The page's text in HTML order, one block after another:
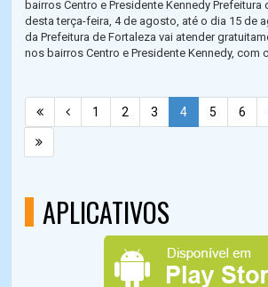
bairros Centro e Presidente Kennedy
desta terça-feira, 4 de agosto, até o dia 15 de
da Prefeitura de Fortaleza vai atender
nos bairros Centro e Presidente Kennedy, com
1 2 3 4 5 6
APLICATIVOS